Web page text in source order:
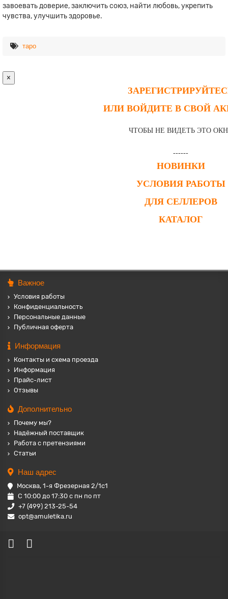
завоевать доверие, заключить союз, найти любовь, укрепить
чувства, улучшить здоровье.
таро
×
ИЛИ ВОЙДИТЕ В СВОЙ
ЧТОБЫ НЕ ВИДЕТЬ ЭТО
------
НОВИНКИ
УСЛОВИЯ РАБОТЫ
ДЛЯ СЕЛЛЕРОВ
КАТАЛОГ
Важное
Условия работы
Конфиденциальность
Персональные данные
Публичная оферта
Информация
Контакты и схема проезда
Информация
Прайс-лист
Отзывы
Дополнительно
Почему мы?
Надёжный поставщик
Работа с претензиями
Статьи
Наш адрес
Москва, 1-я Фрезерная 2/1с1
С 10:00 до 17:30 с пн по пт
+7 (499) 213-25-54
opt@amuletika.ru